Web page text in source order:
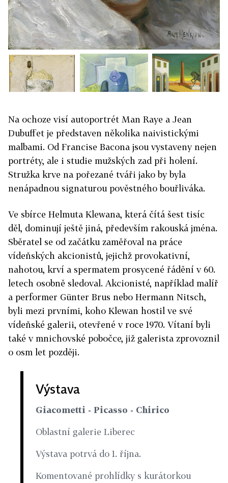
Na ochoze visí autoportrét Man Raye a Jean
Dubuffet je představen několika naivistickými
malbami. Od Francise Bacona jsou vystaveny nejen
portréty, ale i studie mužských zad při holení.
Stružka krve na pořezané tváři jako by byla
nenápadnou signaturou pověstného bouřliváka.
Ve sbírce Helmuta Klewana, která čítá šest tisíc
děl, dominují ještě jiná, především rakouská jména.
Sběratel se od začátku zaměřoval na práce
vídeňských akcionistů, jejichž provokativní,
nahotou, krví a spermatem prosycené řádění v 60.
letech osobně sledoval. Akcionisté, například malíř
a performer Günter Brus nebo Hermann Nitsch,
byli mezi prvními, koho Klewan hostil ve své
vídeňské galerii, otevřené v roce 1970. Vítaní byli
také v mnichovské pobočce, již galerista zprovoznil
o osm let později.
Výstava
Giacometti - Picasso - Chirico
Oblastní galerie Liberec
Výstava potrvá do 1. října.
Komentované prohlídky s kurátorkou